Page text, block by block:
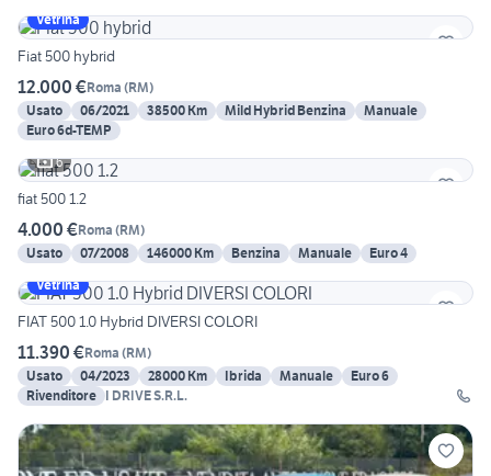
Vetrina
Fiat 500 hybrid
12.000 €Roma (RM)
Usato
06/2021 38500 Km Mild Hybrid Benzina
Manuale
Euro 6d-TEMP
6
fiat 500 1.2
4.000 €Roma (RM)
Usato
07/2008 146000 Km Benzina Manuale
Euro 4
Vetrina
FIAT 500 1.0 Hybrid DIVERSI COLORI
11.390 €Roma (RM)
Usato
04/2023 28000 Km Ibrida Manuale
Euro 6
Rivenditore I DRIVE S.R.L.